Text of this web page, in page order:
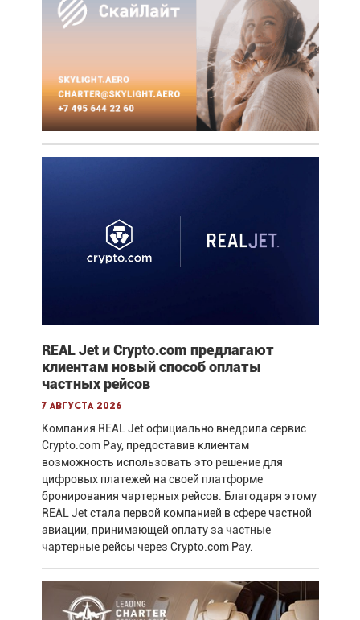
REAL Jet и Crypto.com предлагают
клиентам новый способ оплаты
частных рейсов
7 августа 2026
Компания REAL Jet официально внедрила сервис
Crypto.com Pay, предоставив клиентам
возможность использовать это решение для
цифровых платежей на своей платформе
бронирования чартерных рейсов. Благодаря этому
REAL Jet стала первой компанией в сфере частной
авиации, принимающей оплату за частные
чартерные рейсы через Crypto.com Pay.